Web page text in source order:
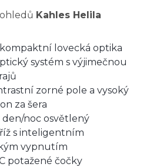
Kahles Helila
lovecká optika
systém s výjimečnou
zorné pole a vysoký
za šera
den/noc osvětlený
s inteligentním
vypnutím
potažené čočky